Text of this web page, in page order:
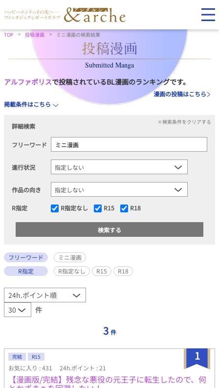
TOP 投稿漫画 ミニ漫画の検索結果
Submitted Manga
アルファポリスで投稿されているBL漫画のランキングです。
漫画の投稿はこちら
掲載条件はこちら
詳細検索
×検索条件をクリアする
フリーワード
進行状況
作品の向き
R指定 R指定なし R15 R18
フリーワード
ミニ漫画
R指定
R指定なし R15 R18
件
3 件
1
完結 R15
お気に入り : 431 24h.ポイント : 21
【漫画版/完結】残念な悪役の元王子に転生したので、何